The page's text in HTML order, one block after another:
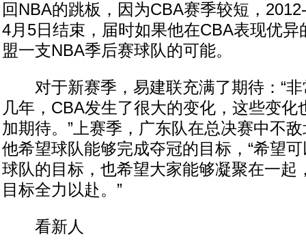
回NBA的跳板，因为CBA赛季较短，
4月5日结束，届时如果他在CBA表现优异
盟一支NBA季后赛球队的可能。
对于新赛季，易建联充满了期待：“非
几年，CBA发生了很大的变化，这些变化
加期待。”上赛季，广东队在总决赛中不
他希望球队能够完成夺冠的目标，“希望
球队的目标，也希望大家能够凝聚在一起
目标全力以赴。”
看新人